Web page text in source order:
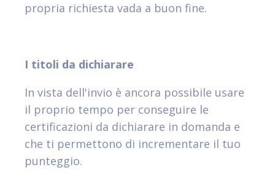
propria richiesta vada a buon fine.
I titoli da dichiarare
In vista dell'invio è ancora possibile usare
il proprio tempo per conseguire le
certificazioni da dichiarare in domanda e
che ti permettono di incrementare il tuo
punteggio.